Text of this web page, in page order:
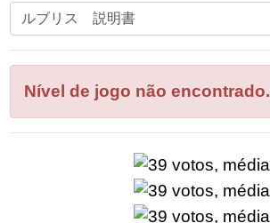
Digite
todas
as
letras
do
quebra-
Nível de jogo não encontrado.